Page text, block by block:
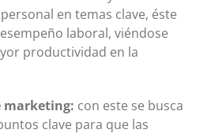
en temas clave, éste
laboral, viéndose
productividad en la
marketing: con este se busca
clave para que las